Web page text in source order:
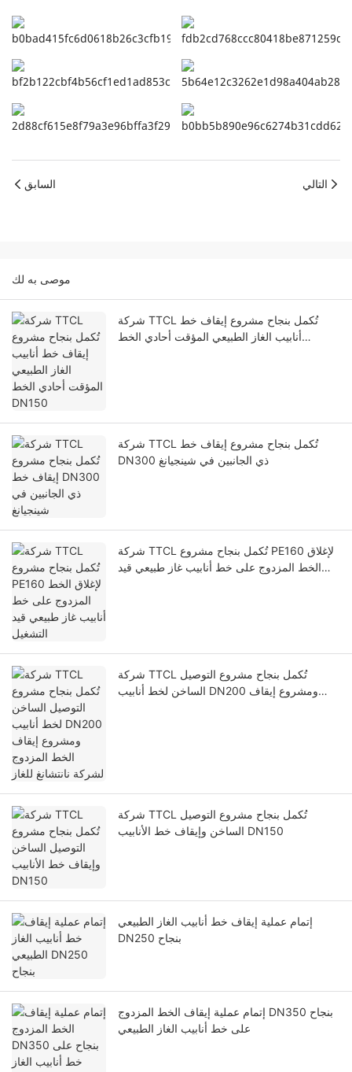
السابق التالي
موصى به لك
شركة TTCL تُكمل بنجاح مشروع إيقاف خط
أنابيب الغاز الطبيعي المؤقت أحادي الخط
شركة TTCL تُكمل بنجاح مشروع إيقاف خط
DN300 ذي الجانبين في شينجيانغ
شركة TTCL تُكمل بنجاح مشروع PE160 لإغلاق
الخط المزدوج على خط أنابيب غاز طبيعي قيد
شركة TTCL تُكمل بنجاح مشروع التوصيل
الساخن لخط أنابيب DN200 ومشروع إيقاف
شركة TTCL تُكمل بنجاح مشروع التوصيل
الساخن وإيقاف خط الأنابيب DN150
إتمام عملية إيقاف خط أنابيب الغاز الطبيعي
DN250 بنجاح
إتمام عملية إيقاف الخط المزدوج DN350 بنجاح
على خط أنابيب الغاز الطبيعي